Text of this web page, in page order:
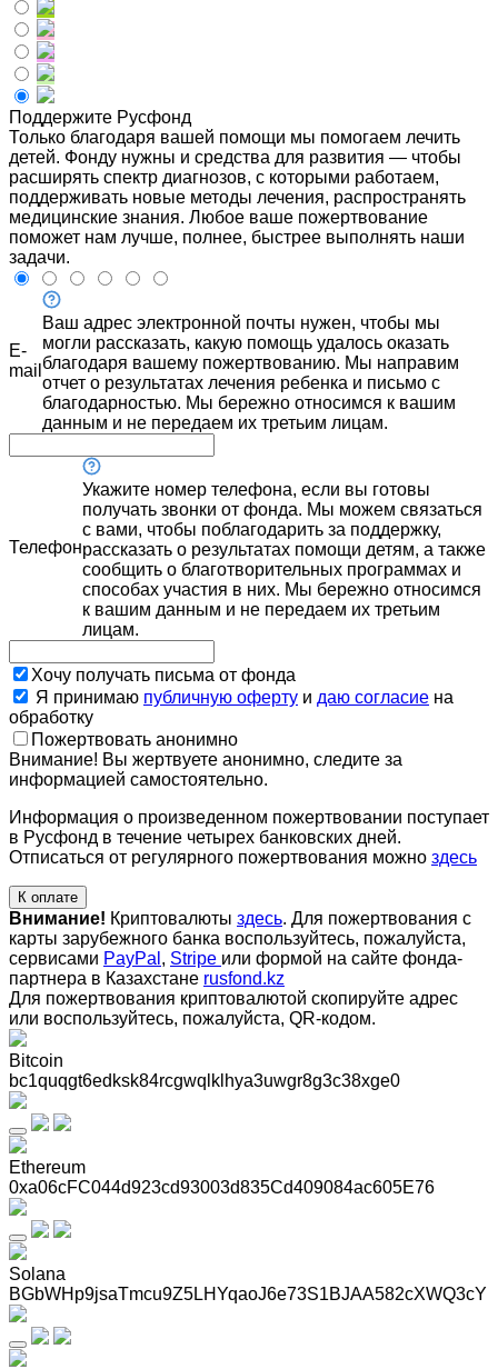
Поддержите Русфонд
Только благодаря вашей помощи мы помогаем лечить
детей. Фонду нужны и средства для развития — чтобы
расширять спектр диагнозов, с которыми работаем,
поддерживать новые методы лечения, распространять
медицинские знания. Любое ваше пожертвование
поможет нам лучше, полнее, быстрее выполнять наши
задачи.
E-
mail
Ваш адрес электронной почты нужен, чтобы мы
могли рассказать, какую помощь удалось оказать
благодаря вашему пожертвованию. Мы направим
отчет о результатах лечения ребенка и письмо с
благодарностью. Мы бережно относимся к вашим
данным и не передаем их третьим лицам.
Телефон
Укажите номер телефона, если вы готовы
получать звонки от фонда. Мы можем связаться
с вами, чтобы поблагодарить за поддержку,
рассказать о результатах помощи детям, а также
сообщить о благотворительных программах и
способах участия в них. Мы бережно относимся
к вашим данным и не передаем их третьим
лицам.
Хочу получать письма от фонда
Я принимаю публичную оферту и даю согласие на
обработку
Пожертвовать анонимно
Внимание! Вы жертвуете анонимно, следите за
информацией самостоятельно.
Информация о произведенном пожертвовании поступает
в Русфонд в течение четырех банковских дней.
Отписаться от регулярного пожертвования можно здесь
К оплате
Внимание! Криптовалюты здесь. Для пожертвования с
карты зарубежного банка воспользуйтесь, пожалуйста,
сервисами PayPal , Stripe или формой на сайте фонда-
партнера в Казахстане rusfond.kz
Для пожертвования криптовалютой скопируйте адрес
или воспользуйтесь, пожалуйста, QR-кодом.
Bitcoin
bc1quqgt6edksk84rcgwqlklhya3uwgr8g3c38xge0
Ethereum
0xa06cFC044d923cd93003d835Cd409084ac605E76
Solana
BGbWHp9jsaTmcu9Z5LHYqaoJ6e73S1BJAA582cXWQ3cY